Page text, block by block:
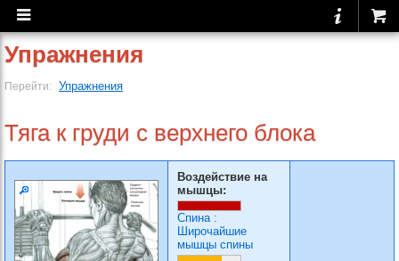
Упражнения
Перейти: Упражнения
Тяга к груди с верхнего блока
Воздействие на
мышцы:
Спина:
Широчайшие
мышцы спины